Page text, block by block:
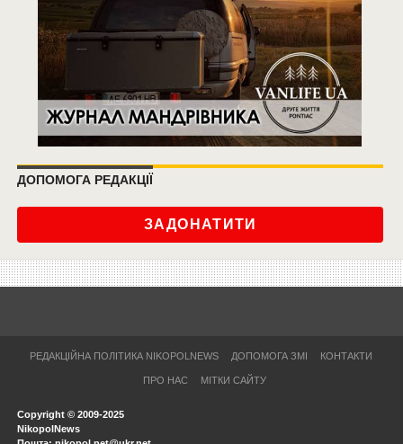
ДОПОМОГА РЕДАКЦІЇ
ЗАДОНАТИТИ
РЕДАКЦІЙНА ПОЛІТИКА NIKOPOLNEWS ДОПОМОГА ЗМІ КОНТАКТИ
ПРО НАС МІТКИ САЙТУ
Copyright © 2009-2025
NikopolNews